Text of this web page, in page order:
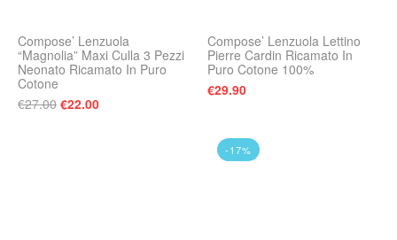
Compose’ Lenzuola
“Magnolia” Maxi Culla 3 Pezzi
Neonato Ricamato In Puro
Cotone
€27.00 Il prezzo originale era: €27.00.
€22.00Il prezzo attuale è: €22.00.
Compose’ Lenzuola Lettino
Pierre Cardin Ricamato In
Puro Cotone 100%
€29.90
-17%